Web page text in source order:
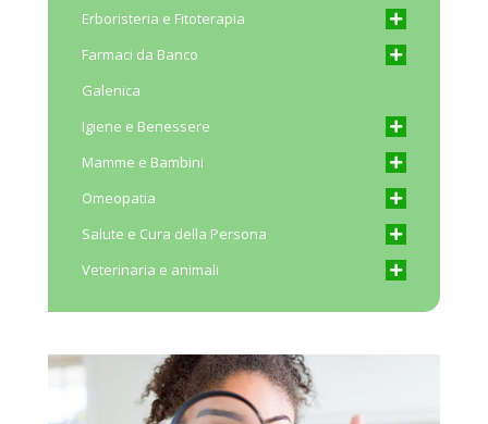
Erboristeria e Fitoterapia
Farmaci da Banco
Galenica
Igiene e Benessere
Mamme e Bambini
Omeopatia
Salute e Cura della Persona
Veterinaria e animali